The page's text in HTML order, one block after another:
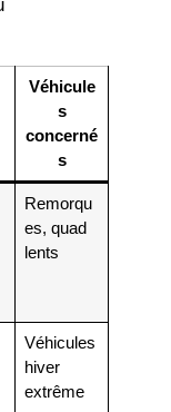
Véhicule
s
concerné
s
Remorqu
es, quad
lents
Véhicules
hiver
extrême